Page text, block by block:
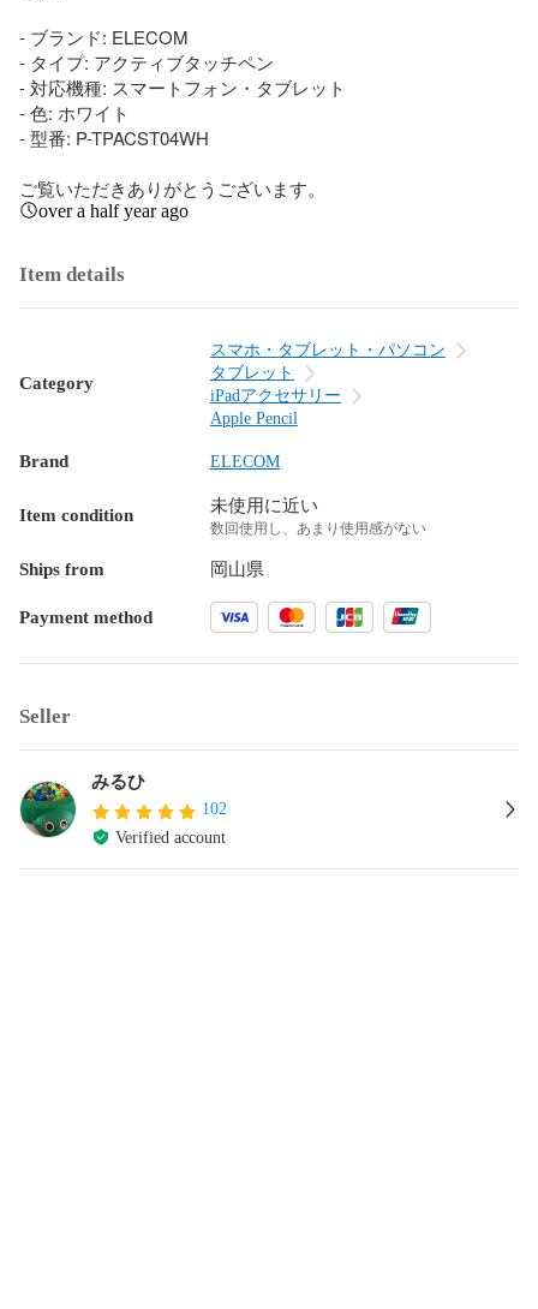
- ブランド: ELECOM
- タイプ: アクティブタッチペン
- 対応機種: スマートフォン・タブレット
- 色: ホワイト
- 型番: P-TPACST04WH
ご覧いただきありがとうございます。
over a half year ago
Item details
Category
スマホ・タブレット・パソコン
タブレット
iPadアクセサリー
Apple Pencil
Brand ELECOM
Item condition 未使用に近い
数回使用し、あまり使用感がない
Ships from 岡山県
Payment method
Seller
みるひ
102
Verified account